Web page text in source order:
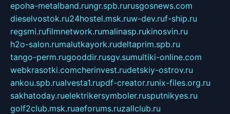
epoha-metalband.rungr.spb.rurusgosnews.com
dieselvostok.ru24hostel.msk.ruw-dev.ruf-ship.ru
regsmi.rufilmnetwork.rumalinasp.rukinosvin.ru
h2o-salon.rumalutkayork.rudeltaprim.spb.ru
tango-perm.rugooddir.rusgv.sumultiki-online.com
webkrasotki.comcherinvest.rudetskiy-ostrov.ru
ankou.spb.rualvesta1.rupdf-creator.runix-files.org.ru
sakhatoday.ruelektrikersymboler.rusputnikyes.ru
golf2club.msk.ruaeforums.ruzallclub.ru